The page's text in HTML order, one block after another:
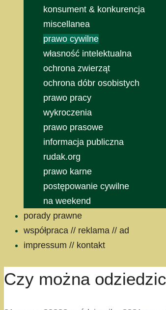
konsument & konkurencja
miscellanea
prawo cywilne
własność intelektualna
ochrona zwierząt
ochrona dóbr osobistych
prawo pracy
wykroczenia
prawo prasowe
informacja publiczna
rudak.org
prawo karne
postępowanie cywilne
na weekend
porady prawne
współpraca // reklama // ad
impressum // kontakt
Czy można